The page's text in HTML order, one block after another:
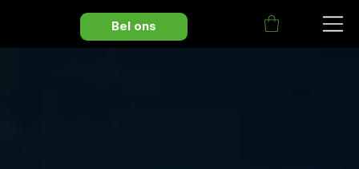
Bel ons